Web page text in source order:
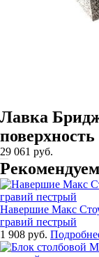
Лавка
поверхность
29 061 руб.
Рекомендуем
Навершие Макс
гравий пестрый
1 908 руб.